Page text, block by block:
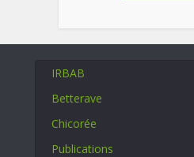
IRBAB
Betterave
Chicorée
Publications